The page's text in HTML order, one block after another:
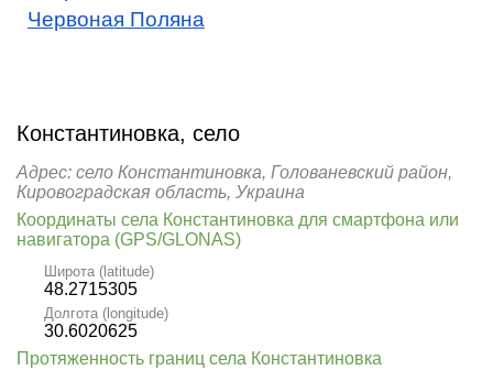
Червоная Поляна
Константиновка, село
Адрес: село Константиновка, Голованевский район,
Кировоградская область, Украина
Координаты села Константиновка для смартфона или
навигатора (GPS/GLONAS)
Широта (latitude)
48.2715305
Долгота (longitude)
30.6020625
Протяженность границ села Константиновка